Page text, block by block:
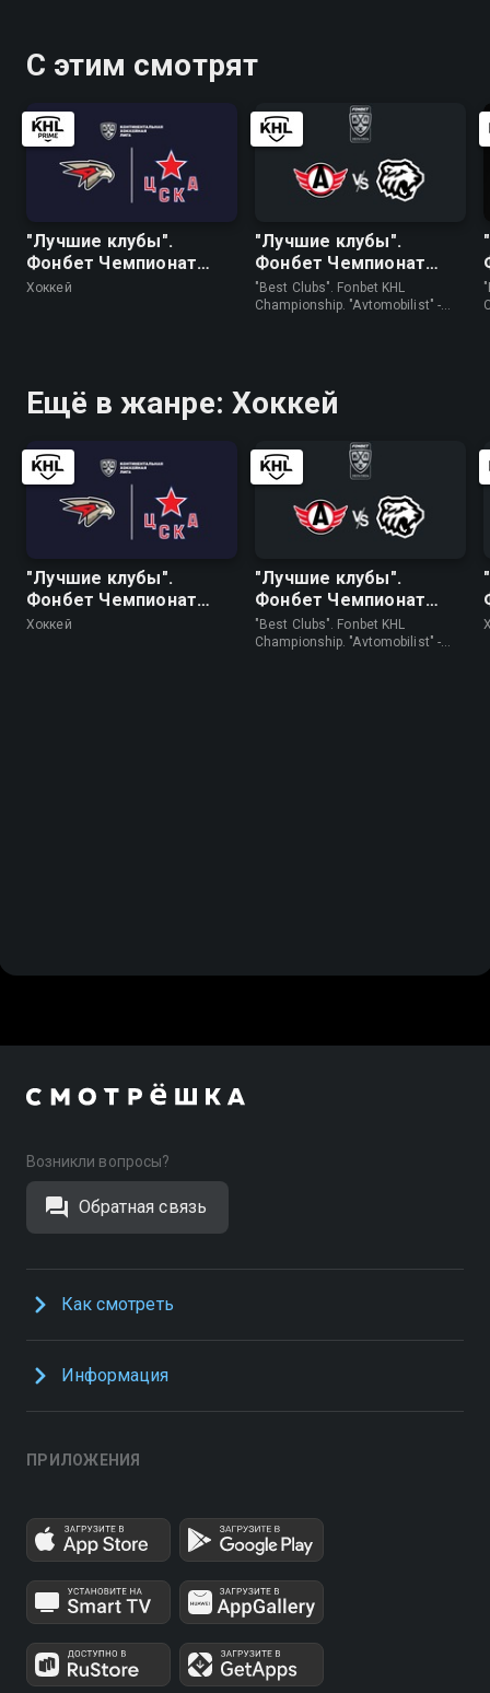
С этим смотрят
"Лучшие клубы".
Фонбет Чемпионат
КХЛ. "Авангард" - ЦСКА
Хоккей
"Лучшие клубы".
Фонбет Чемпионат
КХЛ. "Автомобилист" -
"Трактор"
"Best Clubs". Fonbet KHL
Championship. "Avtomobilist" -
Ещё в жанре: Хоккей
"Лучшие клубы".
Фонбет Чемпионат
КХЛ. "Авангард" - ЦСКА
Хоккей
"Лучшие клубы".
Фонбет Чемпионат
КХЛ. "Автомобилист" -
"Трактор"
"Best Clubs". Fonbet KHL
Championship. "Avtomobilist" -
Возникли вопросы?
Обратная связь
Как смотреть
Информация
ПРИЛОЖЕНИЯ